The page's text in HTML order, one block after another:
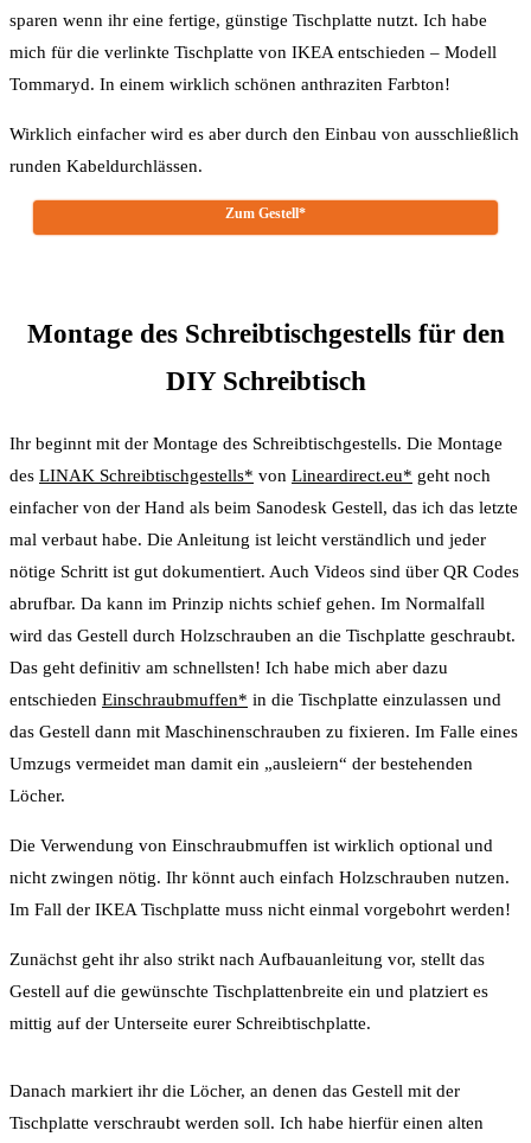
sparen wenn ihr eine fertige, günstige Tischplatte nutzt. Ich habe
mich für die verlinkte Tischplatte von IKEA entschieden – Modell
Tommaryd. In einem wirklich schönen anthraziten Farbton!
Wirklich einfacher wird es aber durch den Einbau von ausschließlich
runden Kabeldurchlässen.
Zum Gestell*
Montage des Schreibtischgestells für den
DIY Schreibtisch
Ihr beginnt mit der Montage des Schreibtischgestells. Die Montage
des LINAK Schreibtischgestells* von Lineardirect.eu* geht noch
einfacher von der Hand als beim Sanodesk Gestell, das ich das letzte
mal verbaut habe. Die Anleitung ist leicht verständlich und jeder
nötige Schritt ist gut dokumentiert. Auch Videos sind über QR Codes
abrufbar. Da kann im Prinzip nichts schief gehen. Im Normalfall
wird das Gestell durch Holzschrauben an die Tischplatte geschraubt.
Das geht definitiv am schnellsten! Ich habe mich aber dazu
entschieden Einschraubmuffen* in die Tischplatte einzulassen und
das Gestell dann mit Maschinenschrauben zu fixieren. Im Falle eines
Umzugs vermeidet man damit ein „ausleiern“ der bestehenden
Löcher.
Die Verwendung von Einschraubmuffen ist wirklich optional und
nicht zwingen nötig. Ihr könnt auch einfach Holzschrauben nutzen.
Im Fall der IKEA Tischplatte muss nicht einmal vorgebohrt werden!
Zunächst geht ihr also strikt nach Aufbauanleitung vor, stellt das
Gestell auf die gewünschte Tischplattenbreite ein und platziert es
mittig auf der Unterseite eurer Schreibtischplatte.
Danach markiert ihr die Löcher, an denen das Gestell mit der
Tischplatte verschraubt werden soll. Ich habe hierfür einen alten